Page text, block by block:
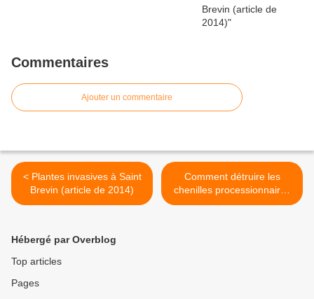
Commentaires
Ajouter un commentaire
< Plantes invasives à Saint
Brevin (article de 2014)
Comment détruire les
chenilles processionnaires
du pin ? >
Hébergé par Overblog
Top articles
Pages